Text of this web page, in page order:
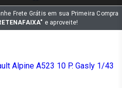
Frete Grátis em sua Primeira Compra
e aproveite!